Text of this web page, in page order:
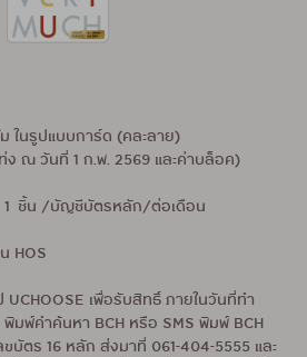
ในรูปแบบการ์ด (คละลาย)
ง ณ วันที่ 1 ก.พ. 2569 และค่าบล็อค)
ชิ้น /บัญชีบัตรหลัก/ต่อเดือน
HOS
เพื่อรับสิทธิ์ ภายในวันที่ทำ
มพ์คำค้นหา BCH หรือ SMS พิมพ์ BCH
บัตร 16 หลัก ส่งมาที่ 061-404-5555 และ